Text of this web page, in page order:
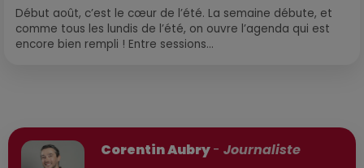
Début août, c’est le cœur de l’été. La semaine débute, et
comme tous les lundis de l’été, on ouvre l’agenda qui est
encore bien rempli ! Entre sessions...
Corentin Aubry- Journaliste